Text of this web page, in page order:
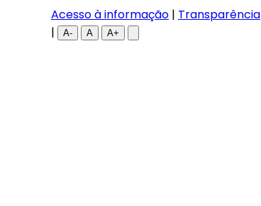
Acesso à informação | Transparência
|
A- A A+